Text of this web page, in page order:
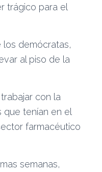
trágico para el
demócratas,
al piso de la
con la
tenían en el
farmacéutico
semanas,